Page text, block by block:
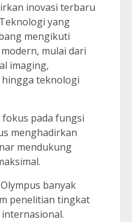
inovasi terbaru
yang
mengikuti
mulai dari
imaging,
hingga teknologi
pada fungsi
menghadirkan
mendukung
banyak
penelitian tingkat